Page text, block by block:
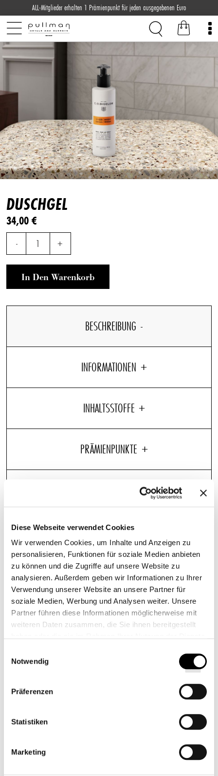
Diese Webseite verwendet Cookies
Wir verwenden Cookies, um Inhalte und Anzeigen zu
personalisieren, Funktionen für soziale Medien anbieten
zu können und die Zugriffe auf unsere Website zu
analysieren. Außerdem geben wir Informationen zu Ihrer
Verwendung unserer Website an unsere Partner für
soziale Medien, Werbung und Analysen weiter. Unsere
Partner führen diese Informationen möglicherweise mit
weiteren Daten zusammen, die Sie ihnen bereitgestellt
Notwendig
Präferenzen
Statistiken
Marketing
ALL-Mitglieder erhalten 1 Prämienpunkt für jeden ausgegebenen Euro
DUSCHGEL
34,00 €
- 1 +
In Den Warenkorb
BESCHREIBUNG
INFORMATIONEN
INHALTSSTOFFE
Das exklusive Pullman Hotels Duschgel von C.O. Bigelow
bringt neuen Schwung in Ihre Dusche. Mit den hellen
sowie einem subtilen Hauch pfeffriger Holzgewürze
sorgt dieses pflegende Duschgel für einen guten Start in
den Tag. Dermatologisch getestet.
WEITERE ARTIKEL, DIE SIE LIEBEN WERDEN